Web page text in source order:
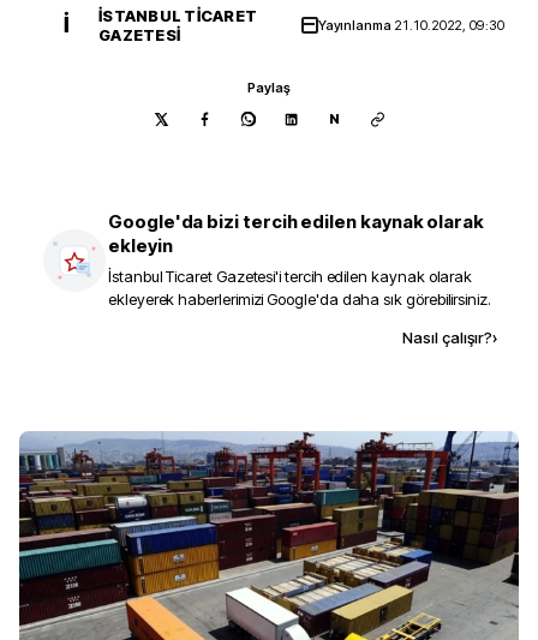
İ
İSTANBUL TICARET
GAZETESI
Yayınlanma 21.10.2022, 09:30
Paylaş
N
Google'da bizi tercih edilen kaynak olarak
ekleyin
İstanbul Ticaret Gazetesi'i tercih edilen kaynak olarak
ekleyerek haberlerimizi Google'da daha sık görebilirsiniz.
Nasıl çalışır?›